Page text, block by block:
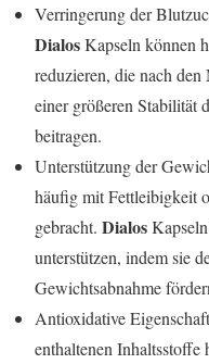
Verringerung der
DialosKapseln können
reduzieren, die nach
einer größeren Stabilität
beitragen.
Unterstützung der
häufig mit Fettleibigkeit
gebracht. Dialos
unterstützen, indem sie
Gewichtsabnahme
Antioxidative
enthaltenen Inhaltsstoffe